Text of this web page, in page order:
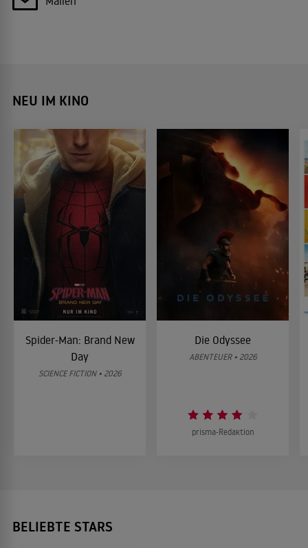
NEU IM KINO
Spider-Man: Brand New
Day
SCIENCE FICTION • 2026
Die Odyssee
ABENTEUER • 2026
prisma-Redaktion
BELIEBTE STARS